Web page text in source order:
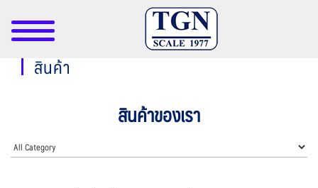
สินค้า
สินค้าของเรา